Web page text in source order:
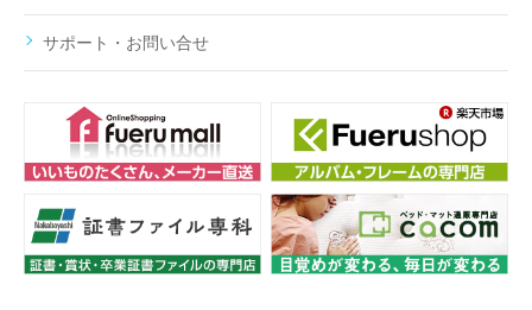
サポート・お問い合せ